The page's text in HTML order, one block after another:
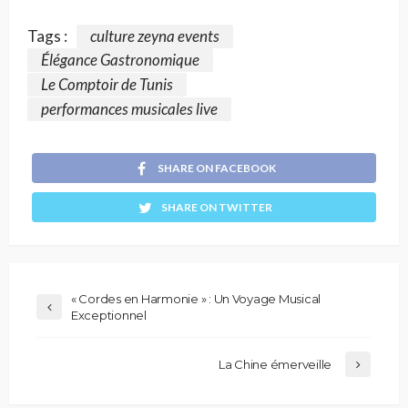
Tags :
culture zeyna events
Élégance Gastronomique
Le Comptoir de Tunis
performances musicales live
SHARE ON FACEBOOK
SHARE ON TWITTER
« Cordes en Harmonie » : Un Voyage Musical
Exceptionnel
La Chine émerveille